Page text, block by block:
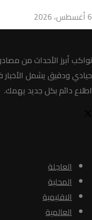
6 أغسطس، 2026
نواكب أبرز الأحداث من
حيادي ودقيق يشمل الأخبار
اطلاع دائم بكل جديد يهمك.
العاجلة
المحلية
الاقليمية
العالمية